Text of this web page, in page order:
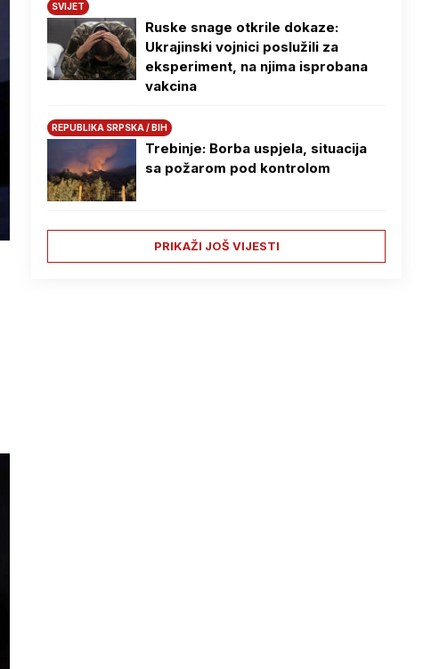
SVIJET
Ruske snage otkrile dokaze:
Ukrajinski vojnici poslužili za
eksperiment, na njima isprobana
vakcina
REPUBLIKA SRPSKA / BIH
Trebinje: Borba uspjela, situacija
sa požarom pod kontrolom
PRIKAŽI JOŠ VIJESTI